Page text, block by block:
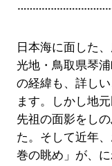
日本海に面した
光地・鳥取県琴
の経緯も、詳し
ます。しかし地
先祖の面影をし
た。そして近年
巻の眺め」が、